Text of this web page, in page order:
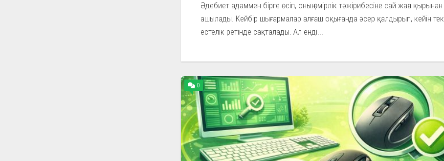
Әдебиет адаммен бірге өсіп, оның өмірлік тәжірибесіне сай жаңа қырынан
ашылады. Кейбір шығармалар алғаш оқығанда әсер қалдырып, кейін тек
естелік ретінде сақталады. Ал енді...
0